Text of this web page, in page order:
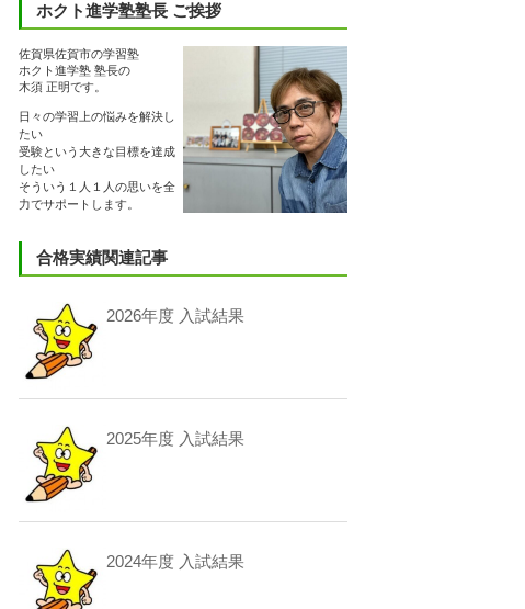
ホクト進学塾塾長 ご挨拶
佐賀県佐賀市の学習塾
ホクト進学塾 塾長の
木須 正明です。
日々の学習上の悩みを解決し
たい
受験という大きな目標を達成
したい
そういう１人１人の思いを全
力でサポートします。
合格実績関連記事
2026年度 入試結果
2025年度 入試結果
2024年度 入試結果